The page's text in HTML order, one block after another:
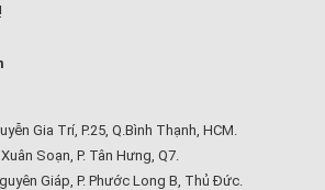
Gia Trí, P.25, Q.Bình Thạnh, HCM.
Soạn, P. Tân Hưng, Q7.
Giáp, P. Phước Long B, Thủ Đức.